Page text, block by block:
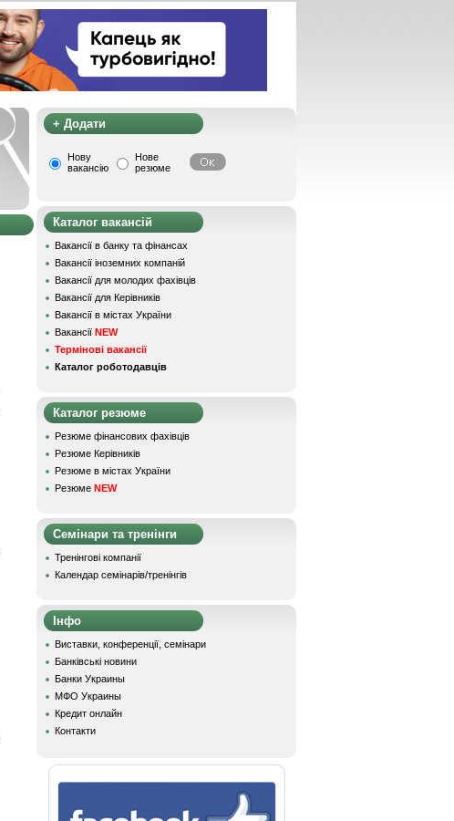
+ Додати
Нову
вакансію
Нове
резюме
Каталог вакансій
Вакансії в банку та фінансах
Вакансії іноземних компаній
Вакансії для молодих фахівців
Вакансії для Керівників
Вакансії в містах України
Вакансії NEW
Термінові вакансії
Каталог роботодавців
Каталог резюме
Резюме фінансових фахівців
Резюме Керівників
Резюме в містах України
Резюме NEW
Семінари та тренінги
Тренінгові компанії
Календар семінарів/тренінгів
Інфо
Виставки, конференції, семінари
Банківські новини
Банки Украины
МФО Украины
Кредит онлайн
Контакти